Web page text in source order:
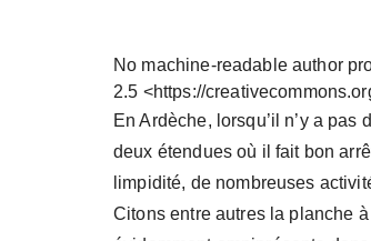
No machine-readable author
2.5 <https://
En Ardèche, lorsqu’il n’y a
deux étendues où il fait bon
limpidité, de nombreuses
Citons entre autres la planche